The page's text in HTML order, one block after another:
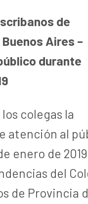
de
Aires –
durante
colegas la
atención al
enero de
del
de Provincia